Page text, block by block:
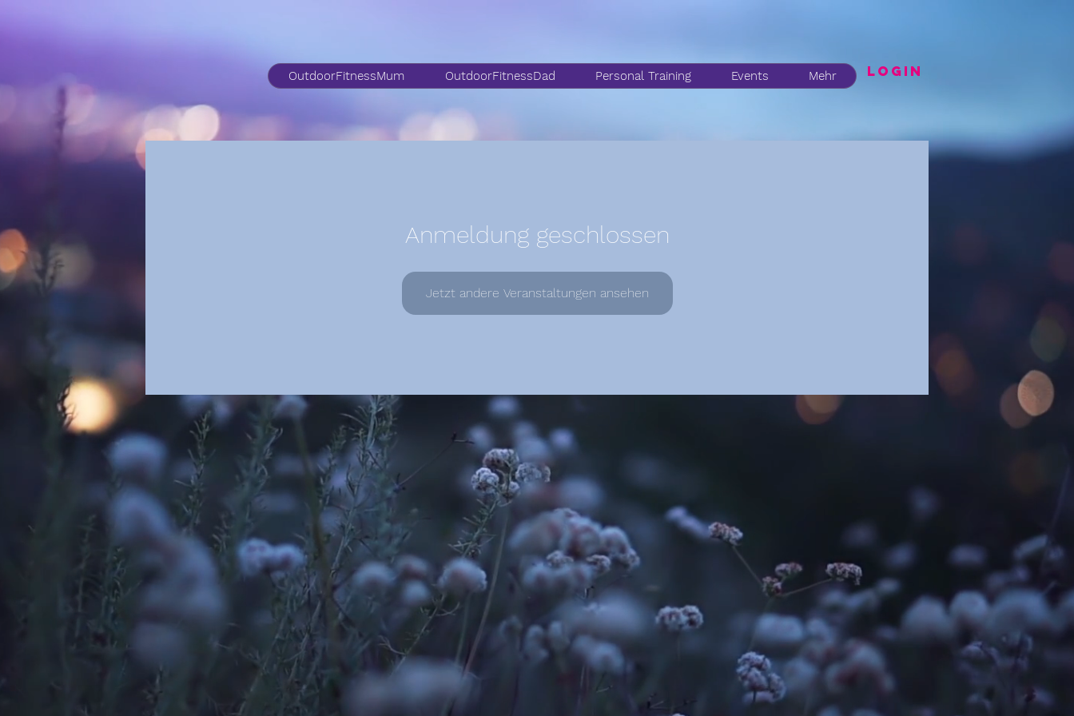
OutdoorFitnessMum OutdoorFitnessDad Personal Training Events Mehr LogIN
Anmeldung geschlossen
Jetzt andere Veranstaltungen ansehen